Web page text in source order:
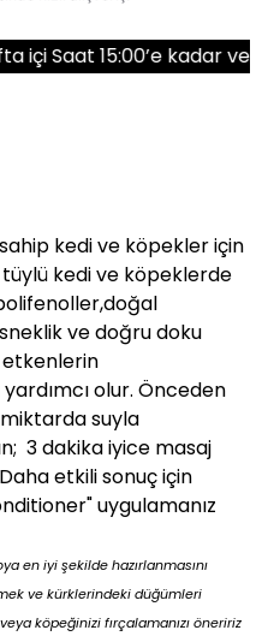
15:00’e kadar verilen
kedi ve köpekler için
kedi ve köpeklerde
ve doğru doku
etkenlerin
olur. Önceden
suyla
3 dakika iyice masaj
Daha etkili sonuç için
" uygulamanız
en iyi şekilde hazırlanmasını
ve kürklerindeki düğümleri
köpeğinizi fırçalamanızı öneririz